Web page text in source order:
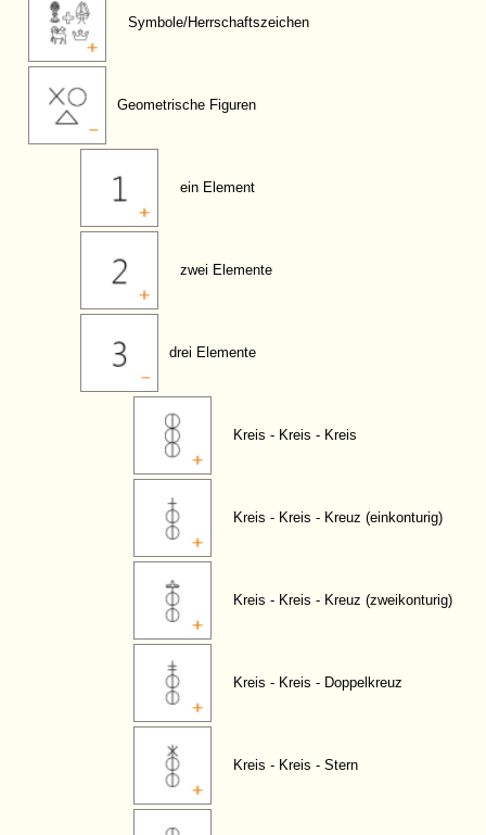
Symbole/Herrschaftszeichen
Geometrische Figuren
ein Element
zwei Elemente
drei Elemente
Kreis - Kreis - Kreis
Kreis - Kreis - Kreuz (einkonturig)
Kreis - Kreis - Kreuz (zweikonturig)
Kreis - Kreis - Doppelkreuz
Kreis - Kreis - Stern